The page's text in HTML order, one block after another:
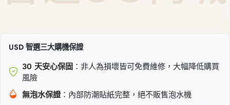
USD 智選三大購機保證
30 天安心保固 ：非人為損壞皆可免費維修，大幅降低購買
風險
無泡水保證：內部防潮貼紙完整，絕不販售泡水機